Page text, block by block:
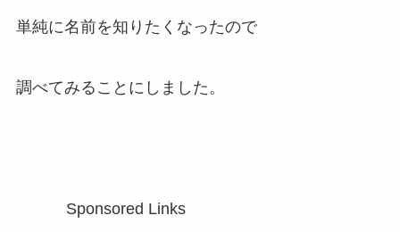
単純に名前を知りたくなったので
調べてみることにしました。
Sponsored Links